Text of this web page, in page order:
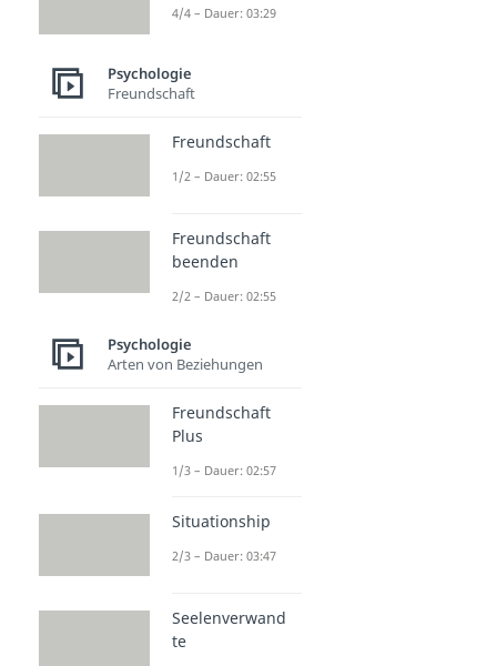
4/4 – Dauer: 03:29
Psychologie
Freundschaft
Freundschaft
1/2 – Dauer: 02:55
Freundschaft
beenden
2/2 – Dauer: 02:55
Psychologie
Arten von Beziehungen
Freundschaft
Plus
1/3 – Dauer: 02:57
Situationship
2/3 – Dauer: 03:47
Seelenverwand
te